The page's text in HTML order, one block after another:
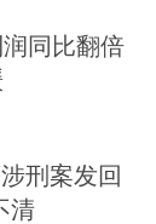
同比翻倍
刑案发回
清